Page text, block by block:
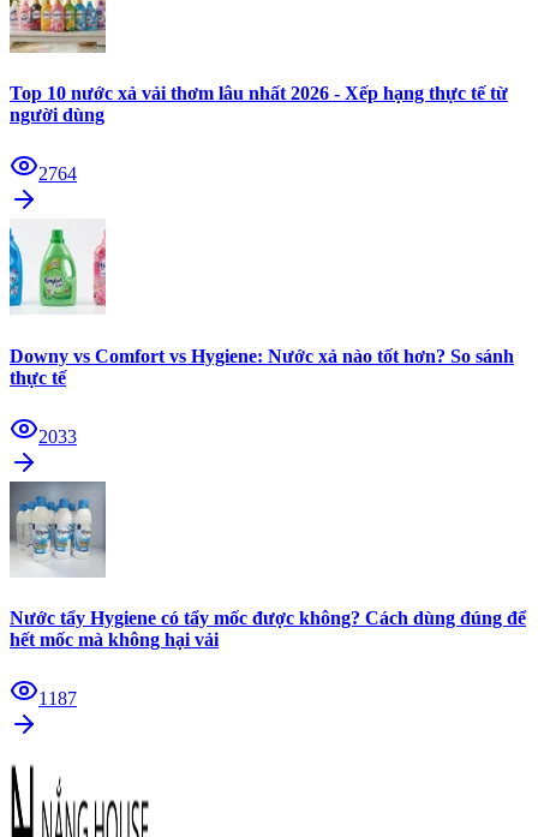
Top 10 nước xả vải thơm lâu nhất 2026 - Xếp hạng thực tế từ
người dùng
2764
Downy vs Comfort vs Hygiene: Nước xả nào tốt hơn? So sánh
thực tế
2033
Nước tẩy Hygiene có tẩy mốc được không? Cách dùng đúng để
hết mốc mà không hại vải
1187